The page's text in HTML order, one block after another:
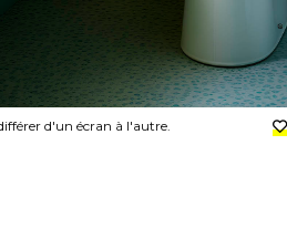
d'un écran à l'autre.